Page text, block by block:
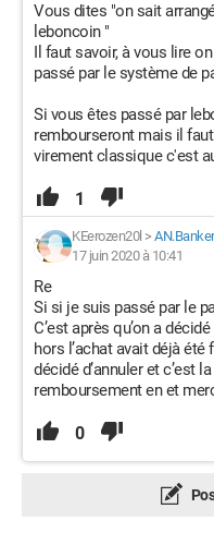
Vous dites "on sait
leboncoin "
Il faut savoir, à vous lire
passé par le système de
Si vous êtes passé par
rembourseront mais il
virement classique c'est
1
KEerozen20l > AN.Banker
17 juin 2020 à 10:41
Re
Si si je suis passé par le
C’est après qu’on a
hors l’achat avait déjà
décidé d’annuler et c’est
remboursement en et
0